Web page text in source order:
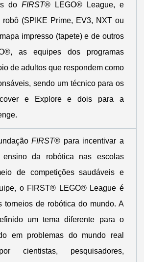
do FIRST® LEGO® League, e
robô (SPIKE Prime, EV3, NXT ou
impresso (tapete) e de outros
as equipes dos programas
de adultos que respondem como
sendo um técnico para os
e Explore e dois para a
FIRST® para incentivar a
da robótica nas escolas
de competições saudáveis e
o FIRST® LEGO® League é
torneios de robótica do mundo. A
um tema diferente para o
em problemas do mundo real
cientistas, pesquisadores,